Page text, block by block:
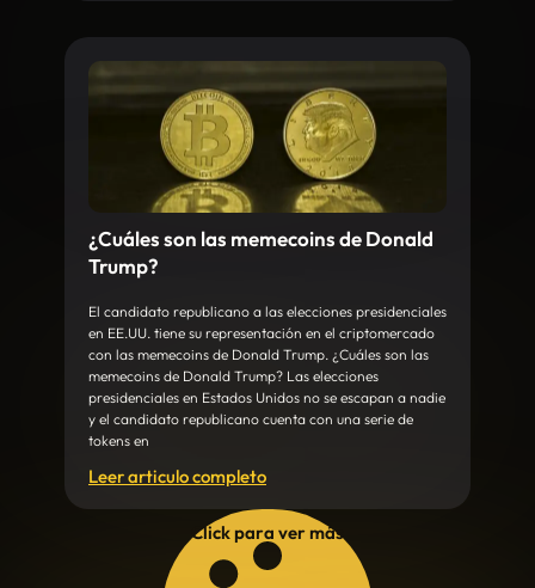
¿Cuáles son las memecoins de Donald
Trump?
El candidato republicano a las elecciones presidenciales
en EE.UU. tiene su representación en el criptomercado
con las memecoins de Donald Trump. ¿Cuáles son las
memecoins de Donald Trump? Las elecciones
presidenciales en Estados Unidos no se escapan a nadie
y el candidato republicano cuenta con una serie de
tokens en
Leer articulo completo
Click para ver más